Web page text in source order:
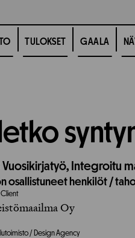
TULOKSET GAALA
Vuosikirjatyö, Integroitu
osallistuneet henkilöt /
Client
Oy
/ Design Agency